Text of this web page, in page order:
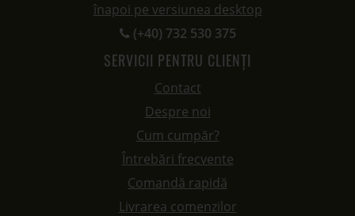
înapoi pe versiunea desktop
(+40) 732 530 375
SERVICII PENTRU CLIENȚI
Contact
Despre noi
Cum cumpăr?
Întrebări frecvente
Comandă rapidă
Livrarea comenzilor